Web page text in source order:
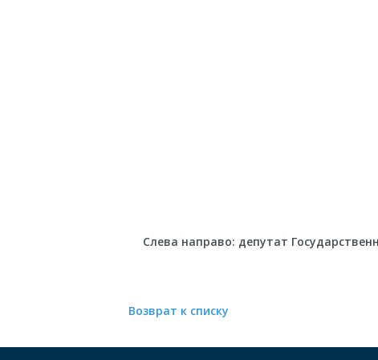
Слева направо: депутат
Возврат к списку